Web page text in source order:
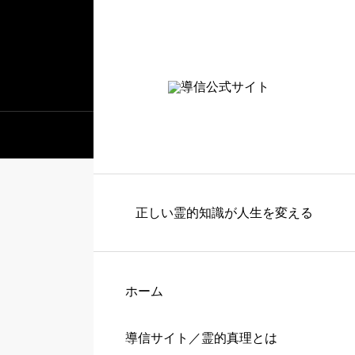
正しい霊的知識が人生を変える
ホーム
導信サイト／霊的真理とは